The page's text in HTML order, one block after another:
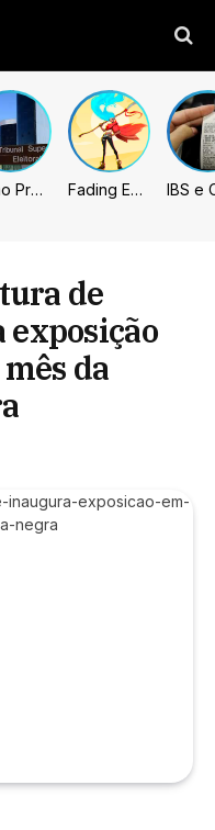
União Progressista e PL terão mais tempo de propaganda eleitoral Fading Echo – Review
de
da